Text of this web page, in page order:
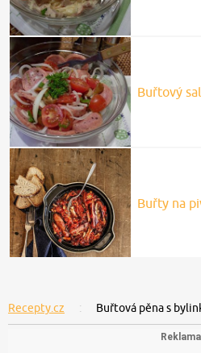
Buřtový
Buřty na
Recepty.cz Buřtová pěna s